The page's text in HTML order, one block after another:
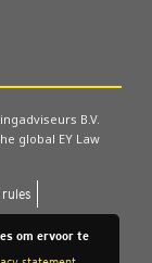
B.V.
global EY Law
om ervoor te